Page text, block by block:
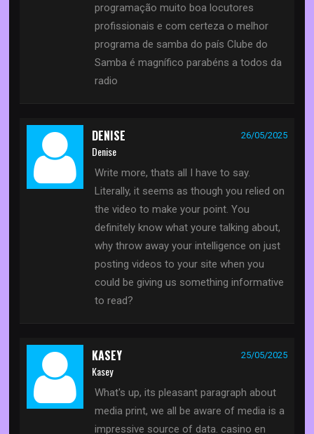
programação muito boa locutores
profissionais e com certeza o melhor
programa de samba do país Clube do
Samba é magnífico parabéns a todos da
radio
DENISE 26/05/2025
Denise
Write more, thats all I have to say.
Literally, it seems as though you relied on
the video to make your point. You
definitely know what youre talking about,
why throw away your intelligence on just
posting videos to your site when you
could be giving us something informative
to read?
KASEY 25/05/2025
Kasey
What's up, its pleasant paragraph about
media print, we all be aware of media is a
impressive source of data. casino en